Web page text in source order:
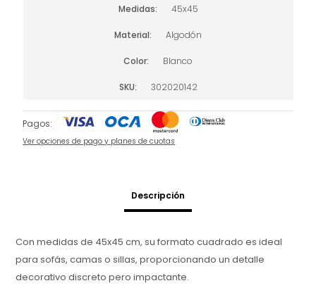
Medidas 45x45
Material Algodón
Color Blanco
SKU 302020142
Pagos:
Ver opciones de pago y planes de cuotas
Descripción
Con medidas de 45x45 cm, su formato cuadrado es ideal
para sofás, camas o sillas, proporcionando un detalle
decorativo discreto pero impactante.